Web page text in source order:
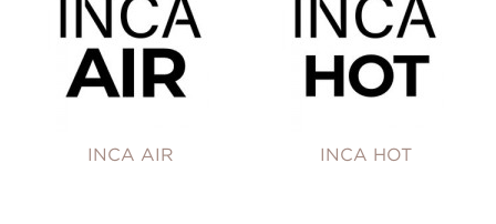
INCA AIR INCA HOT